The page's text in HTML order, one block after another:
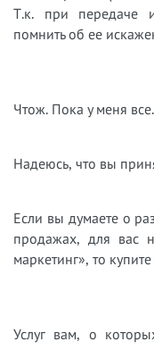
Т.к. при передаче
помнить об ее
Чтож. Пока у меня все.
Надеюсь, что вы
Если вы думаете о
продажах, для вас
маркетинг», то
Услуг вам, о